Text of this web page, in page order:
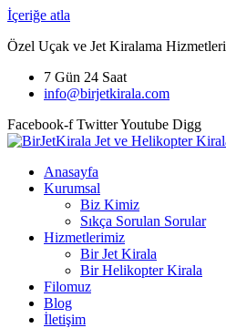
İçeriğe atla
Özel Uçak ve Jet Kiralama Hizmetleri
7 Gün 24 Saat
info@birjetkirala.com
Facebook-f TwitterYoutube Digg
Anasayfa
Kurumsal
Biz Kimiz
Sıkça Sorulan Sorular
Hizmetlerimiz
Bir Jet Kirala
Bir Helikopter Kirala
Filomuz
Blog
İletişim